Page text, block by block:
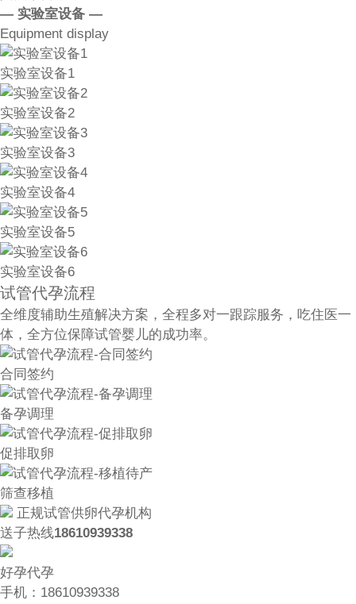
— 实验室设备 —
Equipment display
实验室设备1
实验室设备2
实验室设备3
实验室设备4
实验室设备5
实验室设备6
试管代孕流程
全维度辅助生殖解决方案，全程多对一跟踪服务，吃住医一
体，全方位保障试管婴儿的成功率。
合同签约
备孕调理
促排取卵
筛查移植
正规试管供卵代孕机构
送子热线18610939338
好孕代孕
手机：18610939338